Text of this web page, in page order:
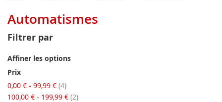
Automatismes
Filtrer par
Affiner les options
Prix
0,00 € - 99,99 € 4articles
100,00 € - 199,99 € 2articles